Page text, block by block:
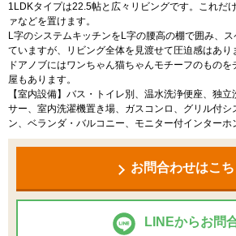
1LDKタイプは22.5帖と広々リビングです。これだ
ァなどを置けます。
L字のシステムキッチンをL字の腰高の棚で囲み、
ていますが、リビング全体を見渡せて圧迫感はあり
ドアノブにはワンちゃん猫ちゃんモチーフのもの
屋もあります。
【室内設備】バス・トイレ別、温水洗浄便座、独
サー、室内洗濯機置き場、ガスコンロ、グリル付シ
ン、ベランダ・バルコニー、モニター付インターホ
お問合わせはこち
LINEからお問